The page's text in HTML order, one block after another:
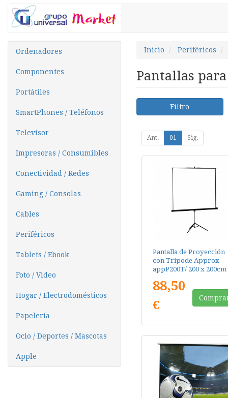
Ordenadores
Componentes
Portátiles
SmartPhones / Teléfonos
Televisor
Impresoras / Consumibles
Conectividad / Redes
Gaming / Consolas
Cables
Periféricos
Tablets / Ebook
Foto / Video
Hogar / Electrodomésticos
Papelería
Ocio / Deportes / Mascotas
Apple
Inicio Periféricos
Pantallas
Filtro
Ant. 01 Sig.
Pantalla de Proyección
con Trípode Approx
appP200T/ 200 x 200cm
88,50
€